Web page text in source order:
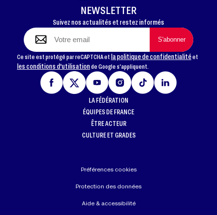
NEWSLETTER
Suivez nos actualités et restez informés
Ce site est protégé par reCAPTCHA et la politique de confidentialitéet
les conditions d'utilisationde Google s'appliquent.
LA FÉDÉRATION
ÉQUIPES DE FRANCE
ÊTRE ACTEUR
CULTURE ET GRADES
Préférences cookies
Protection des données
Aide & accessibilité